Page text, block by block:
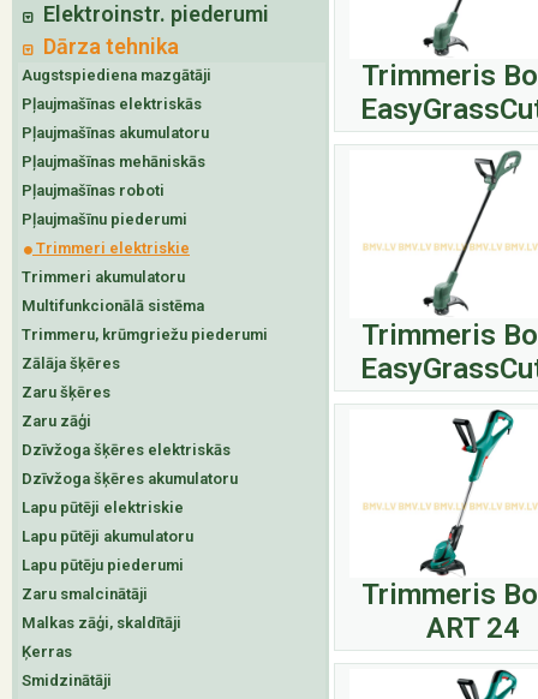
Elektroinstr. piederumi
Dārza tehnika
Augstspiediena mazgātāji
Pļaujmašīnas elektriskās
Pļaujmašīnas akumulatoru
Pļaujmašīnas mehāniskās
Pļaujmašīnas roboti
Pļaujmašīnu piederumi
Trimmeri elektriskie
Trimmeri akumulatoru
Multifunkcionālā sistēma
Trimmeru, krūmgriežu piederumi
Zālāja šķēres
Zaru šķēres
Zaru zāģi
Dzīvžoga šķēres elektriskās
Dzīvžoga šķēres akumulatoru
Lapu pūtēji elektriskie
Lapu pūtēji akumulatoru
Lapu pūtēju piederumi
Zaru smalcinātāji
Malkas zāģi, skaldītāji
Ķerras
Smidzinātāji
Trimmeris
Trimmeris
Trimmeris
ART 24